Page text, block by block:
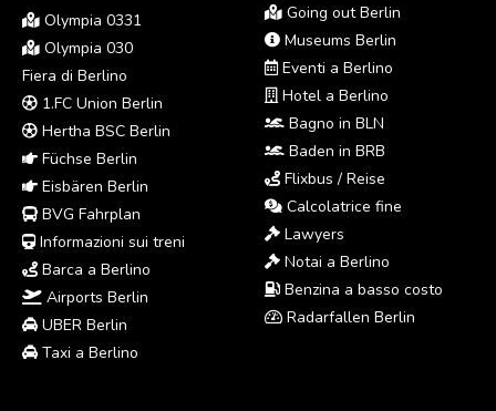
Olympia 0331
Olympia 030
Fiera di Berlino
1.FC Union Berlin
Hertha BSC Berlin
Füchse Berlin
Eisbären Berlin
BVG Fahrplan
Informazioni sui treni
Barca a Berlino
Airports Berlin
UBER Berlin
Taxi a Berlino
Going out Berlin
Museums Berlin
Eventi a Berlino
Hotel a Berlino
Bagno in BLN
Baden in BRB
Flixbus / Reise
Calcolatrice fine
Lawyers
Notai a Berlino
Benzina a basso costo
Radarfallen Berlin